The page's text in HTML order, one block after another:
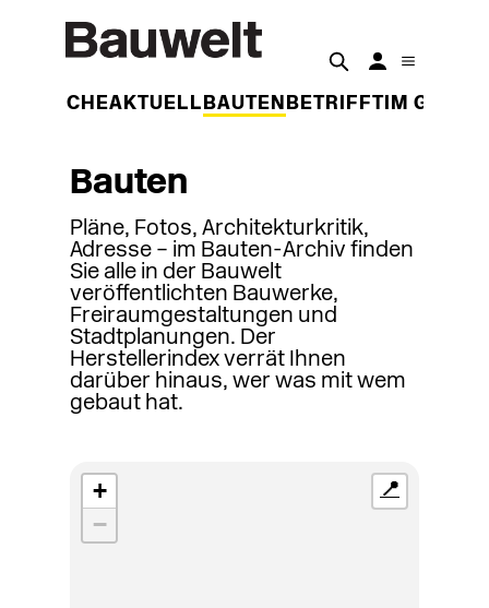
WOCHEAKTUELL BAUTEN BETRIFFT IM
Bauten
Pläne, Fotos, Architekturkritik,
Adresse – im Bauten-Archiv finden
Sie alle in der Bauwelt
veröffentlichten Bauwerke,
Freiraumgestaltungen und
Stadtplanungen. Der
Herstellerindex verrät Ihnen
darüber hinaus, wer was mit wem
gebaut hat.
+
−
📍